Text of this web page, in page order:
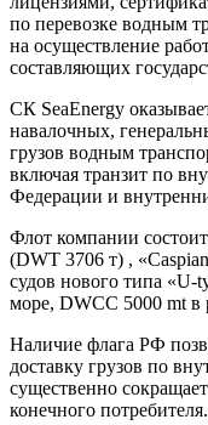
по перевозке водным
на осуществление
составляющих
СК SeaEnergy
навалочных,
грузов водным
включая транзит по
Федерации и
Флот компании
(DWТ 3706 т) ,
судов нового типа «U-
море, DWCC 5000 mt в
Наличие флага РФ
доставку грузов по
существенно
конечного потребителя.